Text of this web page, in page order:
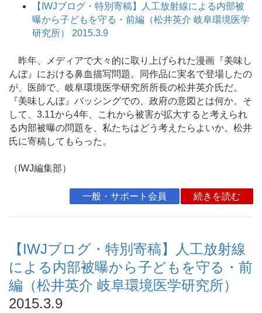
【IWJブログ・特別寄稿】人工放射線による内部被
曝から子どもを守る・前編（松井英介 岐阜環境医学
研究所） 2015.3.9
昨年、メディアで大々的に取り上げられた漫画『美味し
んぼ』における鼻血描写問題。同作品に実名で登場したの
が、医師で、岐阜環境医学研究所所長の松井英介氏だ。
『美味しんぼ』バッシングでの、政府の意図とは何か。そ
して、3.11から4年、これから被害が拡大すると考えられ
る内部被曝の問題を、私たちはどう考えたらよいか。松井
氏に寄稿してもらった。
（IWJ編集部）
一般・サポート会員 続きを読む
【IWJブログ・特別寄稿】人工放射線
による内部被曝から子どもを守る・前
編（松井英介 岐阜環境医学研究所）
2015.3.9